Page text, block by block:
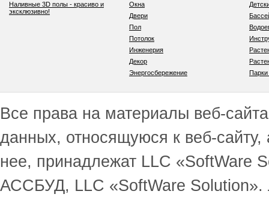
Наливные 3D полы - красиво и
эксклюзивно!
Окна
Двери
Пол
Потолок
Инженерия
Декор
Энергосбережение
Все права на материалы веб-
данных, относящуюся к веб-
нее, принадлежат LLC
АССБУД, LLC «SoftWare Solution».